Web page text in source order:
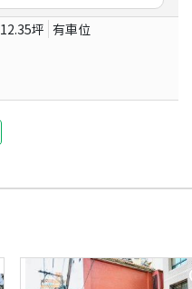
12.35坪 有車位